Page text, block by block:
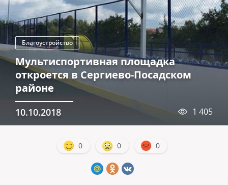
Благоустройство
Мультиспортивная площадка
откроется в Сергиево-Посадском
районе
10.10.2018 1 405
0 0 0